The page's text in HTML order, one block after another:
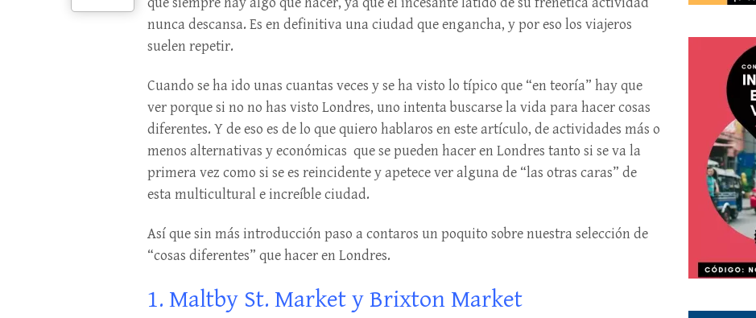
nunca descansa. Es en definitiva una ciudad que engancha, y por eso los viajeros
suelen repetir.
Cuando se ha ido unas cuantas veces y se ha visto lo típico que “en teoría” hay que
ver porque si no no has visto Londres, uno intenta buscarse la vida para hacer cosas
diferentes. Y de eso es de lo que quiero hablaros en este artículo, de actividades más o
menos alternativas y económicas que se pueden hacer en Londres tanto si se va la
primera vez como si se es reincidente y apetece ver alguna de “las otras caras” de
esta multicultural e increíble ciudad.
Así que sin más introducción paso a contaros un poquito sobre nuestra selección de
“cosas diferentes” que hacer en Londres.
1. Maltby St. Market y Brixton Market